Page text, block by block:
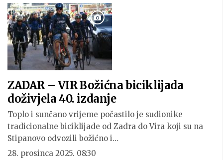
ZADAR – VIR Božićna biciklijada
doživjela 40. izdanje
Toplo i sunčano vrijeme počastilo je sudionike
tradicionalne biciklijade od Zadra do Vira koji su na
Stipanovo odvozili božićno i…
28. prosinca 2025. 08:30